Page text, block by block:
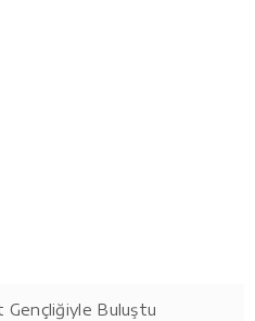
Gençliğiyle Buluştu